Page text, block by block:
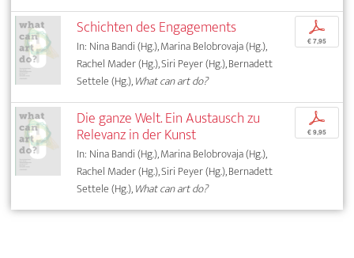
Schichten des Engagements
In: Nina Bandi (Hg.), Marina Belobrovaja (Hg.),
Rachel Mader (Hg.), Siri Peyer (Hg.), Bernadett
Settele (Hg.),What can art do?
p
€ 7,95
Die ganze Welt. Ein Austausch zu
Relevanz in der Kunst
In: Nina Bandi (Hg.), Marina Belobrovaja (Hg.),
Rachel Mader (Hg.), Siri Peyer (Hg.), Bernadett
Settele (Hg.),What can art do?
p
€ 9,95